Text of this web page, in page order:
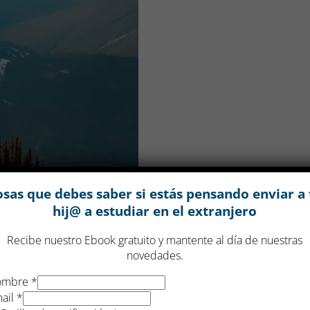
en Canadá en
que debes saber si estás pensando enviar
hij@ a estudiar en el extranjero
Recibe nuestro Ebook gratuito y mantente al día de nuestras
novedades.
*
*